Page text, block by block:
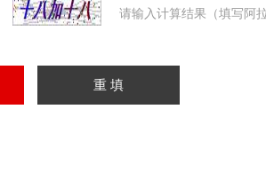
请输入计算结果（填写阿